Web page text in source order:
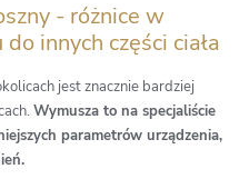
- różnice w
innych części ciała
jest znacznie bardziej
Wymusza to na specjaliście
parametrów urządzenia,